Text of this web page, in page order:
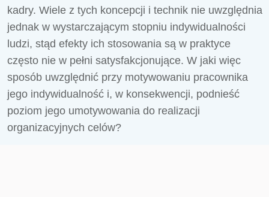
kadry. Wiele z tych koncepcji i technik nie uwzględnia
jednak w wystarczającym stopniu indywidualności
ludzi, stąd efekty ich stosowania są w praktyce
często nie w pełni satysfakcjonujące. W jaki więc
sposób uwzględnić przy motywowaniu pracownika
jego indywidualność i, w konsekwencji, podnieść
poziom jego umotywowania do realizacji
organizacyjnych celów?